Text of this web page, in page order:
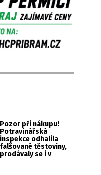
Pozor při nákupu!
Potravinářská
inspekce odhalila
falšované těstoviny,
prodávaly se i v